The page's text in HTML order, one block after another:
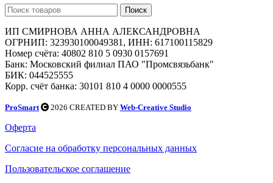
Поиск
ИП СМИРНОВА АННА АЛЕКСАНДРОВНА
ОГРНИП: 323930100049381, ИНН: 617100115829
Номер счёта: 40802 810 5 0930 0157691
Банк: Московский филиал ПАО "Промсвязьбанк"
БИК: 044525555
Корр. счёт банка: 30101 810 4 0000 0000555
ProSmart 2026 CREATED BY Web-Creative Studio
Оферта
Согласие на обработку персональных данных
Пользовательское соглашение